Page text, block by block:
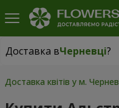
Доставка вЧерневці?
Доставка вЧерневці|
Доставка квітів у м.